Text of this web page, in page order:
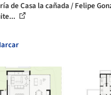
de Casa la cañada / Felipe